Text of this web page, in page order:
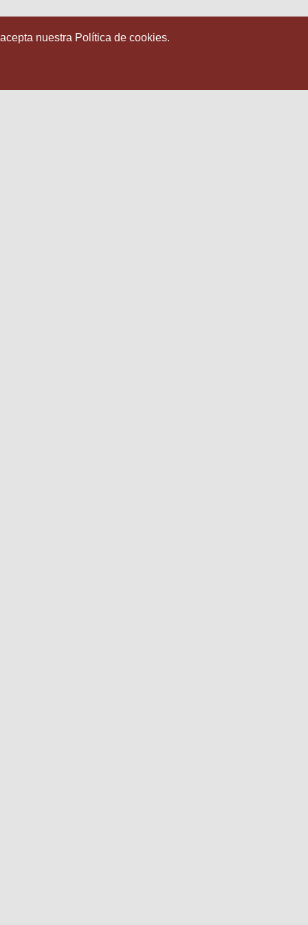
nuestra Política de cookies.